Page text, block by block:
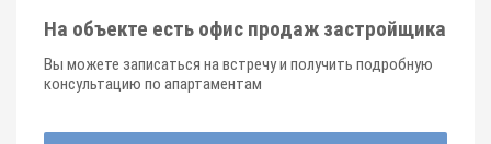
На объекте есть офис продаж застройщика
Вы можете записаться на встречу и получить подробную
консультацию по апартаментам